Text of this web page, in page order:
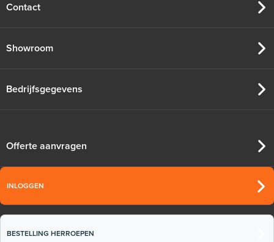
Contact
Showroom
Bedrijfsgegevens
Offerte aanvragen
INLOGGEN
BESTELLING HERROEPEN